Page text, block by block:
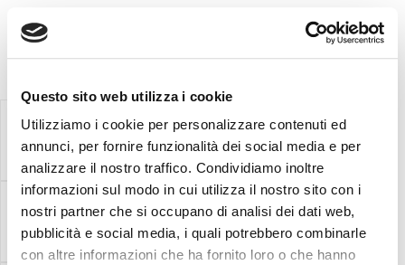
Questo sito web utilizza i cookie
Utilizziamo i cookie per personalizzare contenuti ed
annunci, per fornire funzionalità dei social media e per
analizzare il nostro traffico. Condividiamo inoltre
informazioni sul modo in cui utilizza il nostro sito con i
nostri partner che si occupano di analisi dei dati web,
pubblicità e social media, i quali potrebbero combinarle
con altre informazioni che ha fornito loro o che hanno
MENU
cod. REF012-S
(S) Shiny Silver Reflector
cod. REF012-G
(G) Shiny Gold Reflector